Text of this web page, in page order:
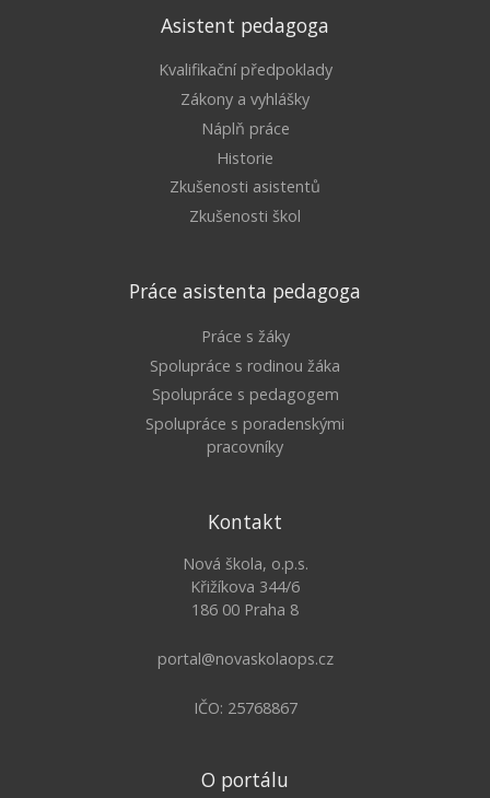
Asistent pedagoga
Kvalifikační předpoklady
Zákony a vyhlášky
Náplň práce
Historie
Zkušenosti asistentů
Zkušenosti škol
Práce asistenta pedagoga
Práce s žáky
Spolupráce s rodinou žáka
Spolupráce s pedagogem
Spolupráce s poradenskými
pracovníky
Kontakt
Nová škola, o.p.s.
Křižíkova 344/6
186 00 Praha 8
portal@novaskolaops.cz
IČO: 25768867
O portálu